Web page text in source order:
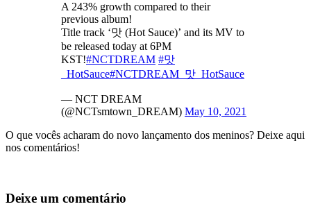
A 243% growth compared to their
previous album!
Title track ‘맛 (Hot Sauce)’ and its MV to
be released today at 6PM
KST!#NCTDREAM #맛
_HotSauce#NCTDREAM_맛_HotSauce
— NCT DREAM
(@NCTsmtown_DREAM) May 10, 2021
O que vocês acharam do novo lançamento dos meninos? Deixe aqui
nos comentários!
Deixe um comentário